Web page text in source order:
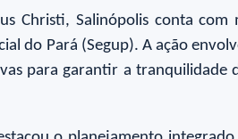
Christi, Salinópolis conta
do Pará (Segup). A ação
para garantir a